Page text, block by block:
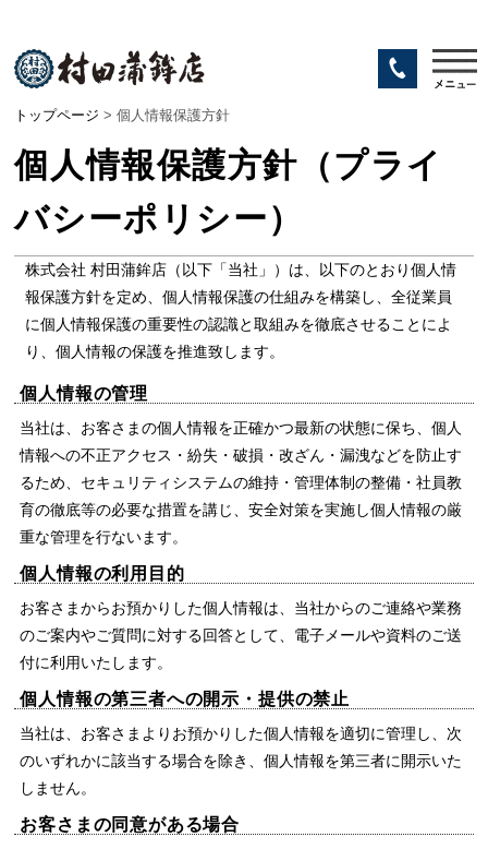
トップページ > 個人情報保護方針
個人情報保護方針（プライ
バシーポリシー）
株式会社 村田蒲鉾店（以下「当社」）は、以下のとおり個人情
報保護方針を定め、個人情報保護の仕組みを構築し、全従業員
に個人情報保護の重要性の認識と取組みを徹底させることによ
り、個人情報の保護を推進致します。
個人情報の管理
当社は、お客さまの個人情報を正確かつ最新の状態に保ち、個人
情報への不正アクセス・紛失・破損・改ざん・漏洩などを防止す
るため、セキュリティシステムの維持・管理体制の整備・社員教
育の徹底等の必要な措置を講じ、安全対策を実施し個人情報の厳
重な管理を行ないます。
個人情報の利用目的
お客さまからお預かりした個人情報は、当社からのご連絡や業務
のご案内やご質問に対する回答として、電子メールや資料のご送
付に利用いたします。
個人情報の第三者への開示・提供の禁止
当社は、お客さまよりお預かりした個人情報を適切に管理し、次
のいずれかに該当する場合を除き、個人情報を第三者に開示いた
しません。
お客さまの同意がある場合